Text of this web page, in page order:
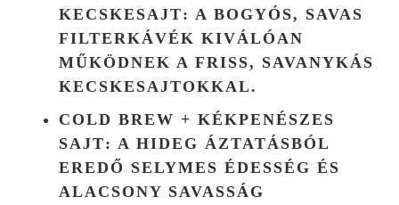
KECSKESAJT: A BOGYÓS, SAVAS
FILTERKÁVÉK KIVÁLÓAN
MŰKÖDNEK A FRISS, SAVANYKÁS
KECSKESAJTOKKAL.
COLD BREW + KÉKPENÉSZES
SAJT: A HIDEG ÁZTATÁSBÓL
EREDŐ SELYMES ÉDESSÉG ÉS
ALACSONY SAVASSÁG